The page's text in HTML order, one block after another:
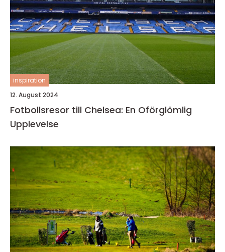
inspiration
12. August 2024
Fotbollsresor till Chelsea: En Oförglömlig
Upplevelse